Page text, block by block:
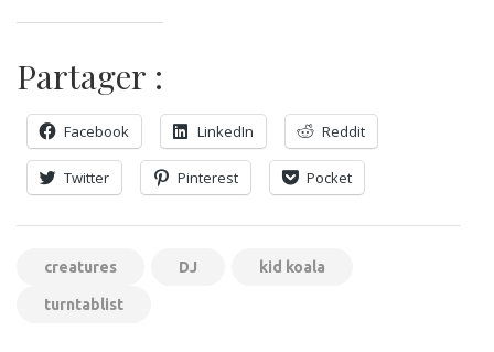
Partager :
Facebook LinkedIn Reddit
Twitter Pinterest Pocket
creatures DJ kid koala
turntablist